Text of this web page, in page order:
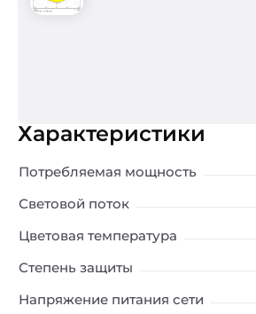
Характеристики
Потребляемая мощность
Световой поток
Цветовая температура
Степень защиты
Напряжение питания сети